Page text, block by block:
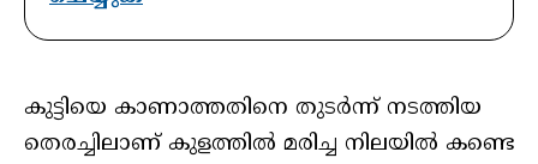
കു​ട്ടി​യെ കാ​ണാ​ത്ത​തി​നെ തു​ട​ർ​ന്ന് ന​ട​ത്തി​യ
തെ​ര​ച്ചി​ലാ​ണ് കു​ള​ത്തി​ൽ മ​രി​ച്ച നി​ല​യി​ൽ ക​ണ്ടെ​